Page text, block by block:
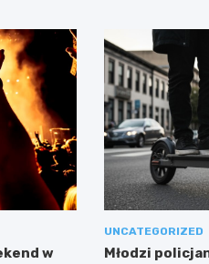
w
UNCATEGORIZED
Młodzi